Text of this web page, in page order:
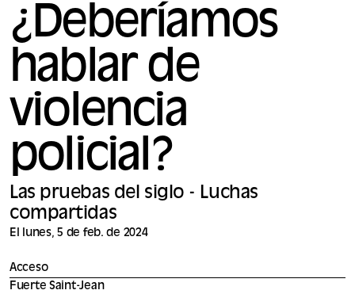
¿Deberíamos
hablar de
violencia
policial?
Las pruebas del siglo - Luchas
compartidas
El lunes, 5 de feb. de 2024
Acceso
Fuerte Saint-Jean